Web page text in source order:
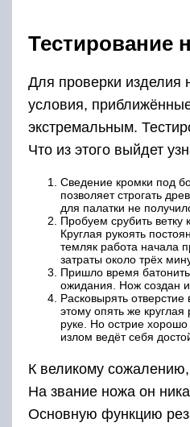
Тестирование
Для проверки изделия
условия,
экстремальным.
Что из этого выйдет
Сведение кромки под
позволяет строгать
для палатки не
Пробуем срубить ветку
Круглая рукоять
темляк работа начала
затраты около трёх
Пришло время
ожидания. Нож создан
Расковырять
этому опять же круглая
руке. Но острие хорошо
излом ведёт себя
К великому
На звание ножа он
Основную функцию